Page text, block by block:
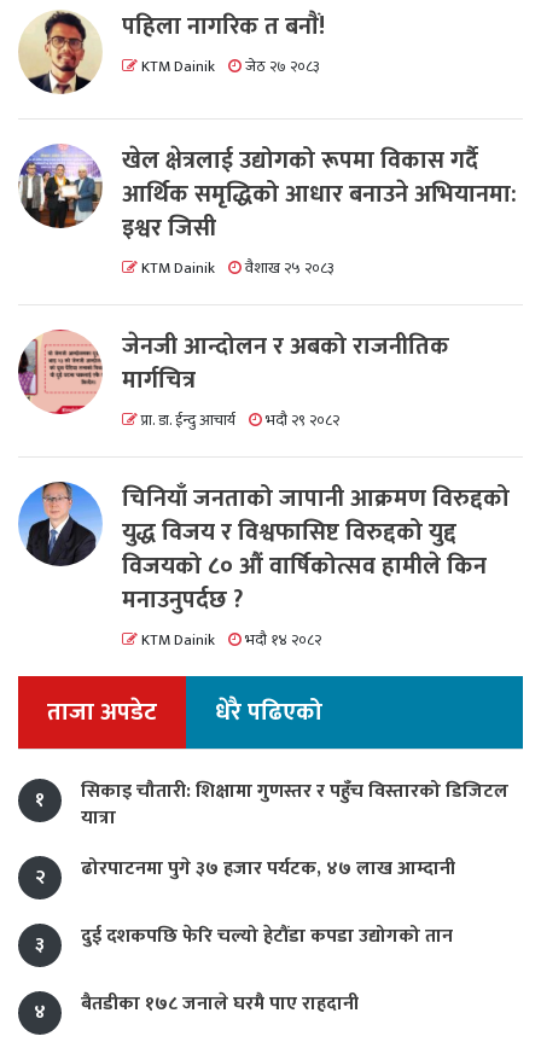
पहिला नागरिक त बनाैं!
KTM Dainik जेठ २७ २०८३
खेल क्षेत्रलाई उद्योगको रूपमा विकास गर्दै
आर्थिक समृद्धिको आधार बनाउने अभियानमा:
इश्वर जिसी
KTM Dainik वैशाख २५ २०८३
जेनजी आन्दोलन र अबको राजनीतिक
मार्गचित्र
प्रा. डा. ईन्दु आचार्य भदौ २९ २०८२
चिनियाँ जनताको जापानी आक्रमण विरुद्दको
युद्ध विजय र विश्वफासिष्ट विरुद्दको युद्द
विजयको ८० औं वार्षिकोत्सव हामीले किन
मनाउनुपर्दछ ?
KTM Dainik भदौ १४ २०८२
ताजा अपडेट धेरै पढिएको
१
सिकाइ चौतारी: शिक्षामा गुणस्तर र पहुँच विस्तारको डिजिटल
यात्रा
२
ढोरपाटनमा पुगे ३७ हजार पर्यटक, ४७ लाख आम्दानी
३ दुई दशकपछि फेरि चल्यो हेटौंडा कपडा उद्योगको तान
४ बैतडीका १७८ जनाले घरमै पाए राहदानी